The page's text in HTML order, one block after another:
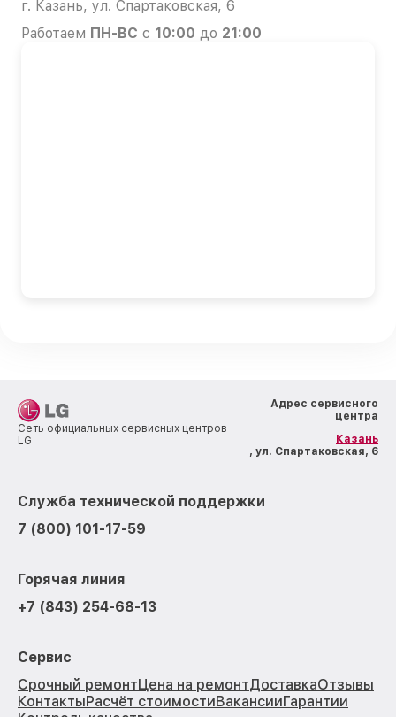
г. Казань, ул. Спартаковская, 6
Работаем ПН-ВС с 10:00 до 21:00
Сеть официальных сервисных центров
LG
Адрес сервисного
центра
Казань
, ул. Спартаковская, 6
Служба технической поддержки
7 (800) 101-17-59
Горячая линия
+7 (843) 254-68-13
Сервис
Срочный ремонтЦена на ремонтДоставкаОтзывы
КонтактыРасчёт стоимостиВакансииГарантии